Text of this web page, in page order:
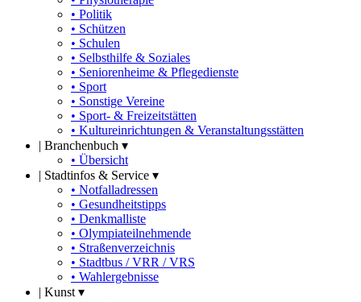
• Politik
• Schützen
• Schulen
• Selbsthilfe & Soziales
• Seniorenheime & Pflegedienste
• Sport
• Sonstige Vereine
• Sport- & Freizeitstätten
• Kultureinrichtungen & Veranstaltungsstätten
| Branchenbuch ▾
• Übersicht
| Stadtinfos & Service ▾
• Notfalladressen
• Gesundheitstipps
• Denkmalliste
• Olympiateilnehmende
• Straßenverzeichnis
• Stadtbus / VRR / VRS
• Wahlergebnisse
| Kunst ▾